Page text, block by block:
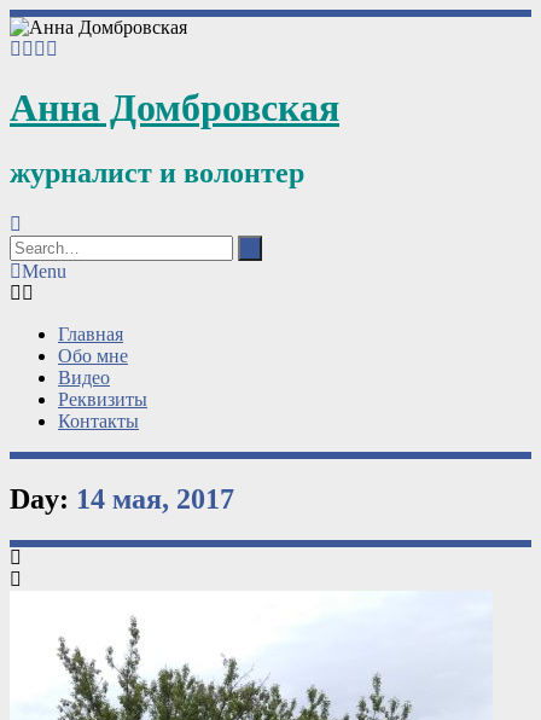
Анна Домбровская
журналист и волонтер
Menu
Главная
Обо мне
Видео
Реквизиты
Контакты
Day: 14 мая, 2017